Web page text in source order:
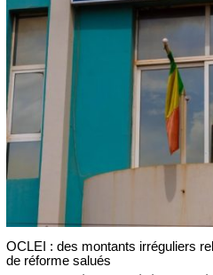
OCLEI : des montants irréguliers
de réforme salués